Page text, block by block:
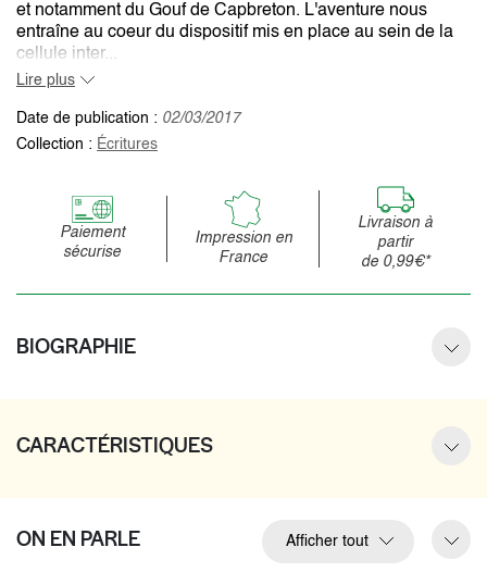
et notamment du Gouf de Capbreton. L'aventure nous
entraîne au coeur du dispositif mis en place au sein de la
cellule inter...
Lire plus
Date de publication : 02/03/2017
Collection : Écritures
Paiement
sécurise
Impression en
France
Livraison à
partir
de 0,99€*
BIOGRAPHIE
CARACTÉRISTIQUES
Afficher tout
ON EN PARLE